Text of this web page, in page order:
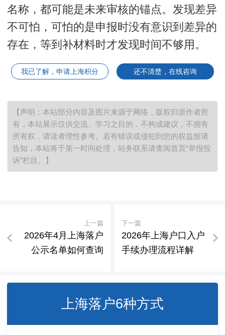
名称，都可能是未来审核的锚点。发现差异
不可怕，可怕的是申报时没有意识到差异的
存在，等到补材料时才发现时间不够用。
我已了解，申请上海积分 还不清楚，在线咨询
【声明：本站部分内容及图片来源于网络，版权归原作者所
有，本站展示仅供交流、学习之目的，不构成建议，不拥有
所有权，请读者理性参考。若有错误或侵犯到您的权益烦请
告知，本站将于第一时间处理，站务联系请查阅首页“举报投
诉”栏目。】
上一篇
2026年4月上海落户
公示名单如何查询
下一篇
2026年上海户口入户
手续办理流程详解
上海落户6种方式